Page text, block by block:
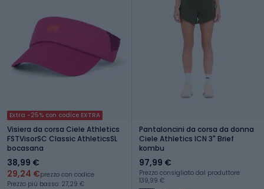
Extra -25% con codice EXTRA
Visiera da corsa Ciele Athletics
FSTVisorSC Classic AthleticsSL
bocasana
38,99 €
29,24 €prezzo con codice
Prezzo più basso: 27,29 €
Pantaloncini da corsa da donna
Ciele Athletics ICN 3" Brief
kombu
97,99 €
Prezzo consigliato dal produttore:
139,99 €